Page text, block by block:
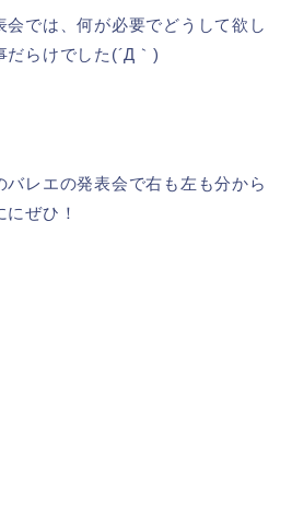
では、何が必要でどうして欲し
だらけでした(´Д｀)
レエの発表会で右も左も分から
ぜひ！